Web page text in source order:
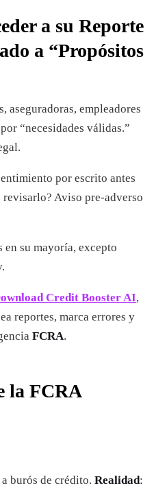
a su Reporte
a “Propósitos
aseguradoras, empleadores
“necesidades válidas.”
por escrito antes
Aviso pre-adverso
en su mayoría, excepto
Credit Booster AI,
reportes, marca errores y
FCRA.
la FCRA
burós de crédito. Realidad: